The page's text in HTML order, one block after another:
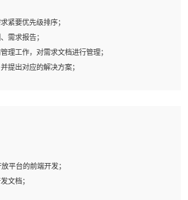
任一种，熟练使用Ansible
本原理、部署以及故障处理，如：Mysql、
等
、KVM
常见的网络协议，如TCP/IP，转发原理，路由优
力，有RHCE证书优先
紧要优先级排序；
需求报告；
理工作，对需求文档进行管理；
提出对应的解决方案；
、Xmind、MS Project等；
强的责任感、工作积极主动；
写能力、沟通能力；
平台的前端开发；
文档；